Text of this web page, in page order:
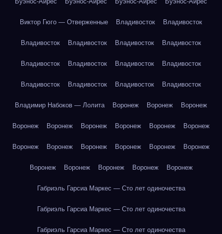
Виктор Гюго — Отверженные Владивосток Владивосток
Владивосток Владивосток Владивосток Владивосток
Владивосток Владивосток Владивосток Владивосток
Владивосток Владивосток Владивосток Владивосток
Владимир Набоков — Лолита Воронеж Воронеж Воронеж
Воронеж Воронеж Воронеж Воронеж Воронеж Воронеж
Воронеж Воронеж Воронеж Воронеж Воронеж Воронеж
Воронеж Воронеж Воронеж Воронеж Воронеж
Габриэль Гарсиа Маркес — Сто лет одиночества
Габриэль Гарсиа Маркес — Сто лет одиночества
Габриэль Гарсиа Маркес — Сто лет одиночества